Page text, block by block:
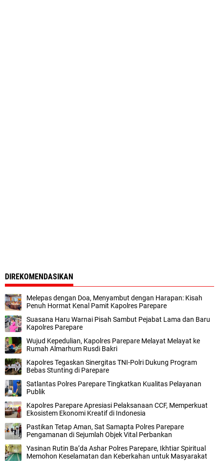
DIREKOMENDASIKAN
Melepas dengan Doa, Menyambut dengan Harapan: Kisah
Penuh Hormat Kenal Pamit Kapolres Parepare
Suasana Haru Warnai Pisah Sambut Pejabat Lama dan Baru
Kapolres Parepare
Wujud Kepedulian, Kapolres Parepare Melayat Melayat ke
Rumah Almarhum Rusdi Bakri
Kapolres Tegaskan Sinergitas TNI-Polri Dukung Program
Bebas Stunting di Parepare
Satlantas Polres Parepare Tingkatkan Kualitas Pelayanan
Publik
Kapolres Parepare Apresiasi Pelaksanaan CCF, Memperkuat
Ekosistem Ekonomi Kreatif di Indonesia
Pastikan Tetap Aman, Sat Samapta Polres Parepare
Pengamanan di Sejumlah Objek Vital Perbankan
Yasinan Rutin Ba’da Ashar Polres Parepare, Ikhtiar Spiritual
Memohon Keselamatan dan Keberkahan untuk Masyarakat